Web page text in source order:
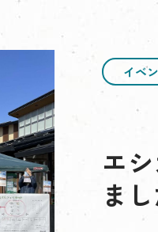
イベ
エ
ま